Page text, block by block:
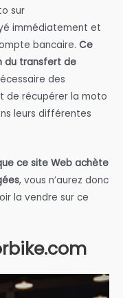
sur
immédiatement et
bancaire. Ce
du transfert de
des
de récupérer la moto
leurs différentes
ce site Web achète
, vous n’aurez donc
la vendre sur ce